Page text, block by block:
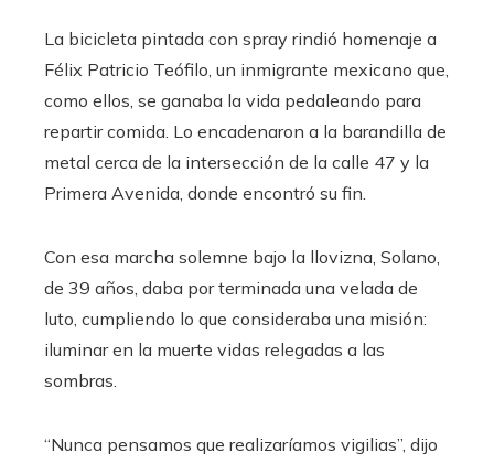
La bicicleta pintada con spray rindió homenaje a
Félix Patricio Teófilo, un inmigrante mexicano que,
como ellos, se ganaba la vida pedaleando para
repartir comida. Lo encadenaron a la barandilla de
metal cerca de la intersección de la calle 47 y la
Primera Avenida, donde encontró su fin.
Con esa marcha solemne bajo la llovizna, Solano,
de 39 años, daba por terminada una velada de
luto, cumpliendo lo que consideraba una misión:
iluminar en la muerte vidas relegadas a las
sombras.
“Nunca pensamos que realizaríamos vigilias”, dijo